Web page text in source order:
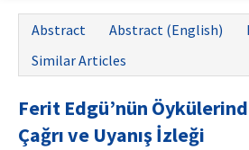
Journal Boards
Guides
Abstract Abstract (English)
Similar Articles
Ferit Edgü’nün
Çağrı ve Uyanış İzleği